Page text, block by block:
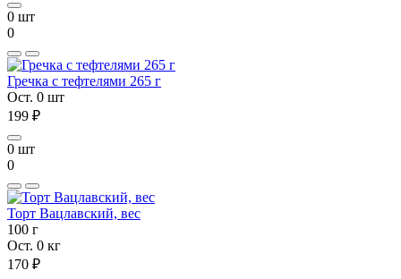
0 шт
0
Гречка с тефтелями 265 г
Ост. 0 шт
199 ₽
0 шт
0
Торт Вацлавский, вес
100 г
Ост. 0 кг
170 ₽